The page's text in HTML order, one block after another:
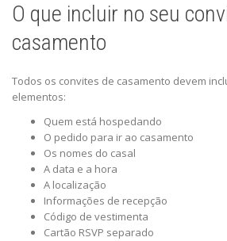
O que incluir no seu
casamento
Todos os convites de casamento devem
elementos:
Quem está hospedando
O pedido para ir ao casamento
Os nomes do casal
A data e a hora
A localização
Informações de recepção
Código de vestimenta
Cartão RSVP separado